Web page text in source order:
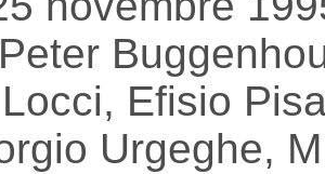
Efisio
Urgeghe,